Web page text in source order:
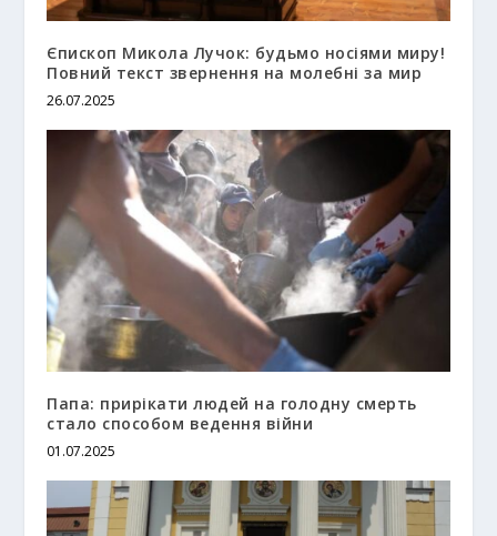
Єпископ Микола Лучок: будьмо носіями миру!
Повний текст звернення на молебні за мир
26.07.2025
Папа: прирікати людей на голодну смерть
стало способом ведення війни
01.07.2025